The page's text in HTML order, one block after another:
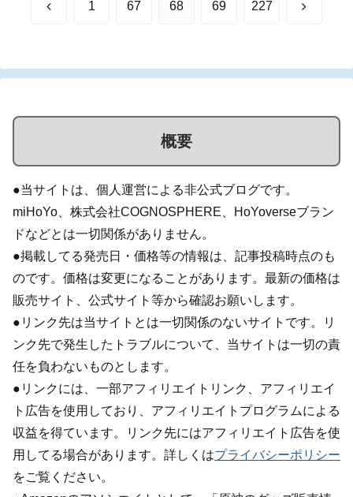
前 1 67 68 69 227 次
概要
●当サイトは、個人運営による非公式ブログです。
miHoYo、株式会社COGNOSPHERE、HoYoverseブラン
ドなどとは一切関係がありません。
●掲載してる発売日・価格等の情報は、記事投稿時点のも
のです。価格は変更になることがあります。最新の価格は
販売サイト、公式サイト等から確認お願いします。
●リンク先は当サイトとは一切関係のないサイトです。リ
ンク先で発生したトラブルについて、当サイトは一切の責
任を負わないものとします。
●リンクには、一部アフィリエイトリンク、アフィリエイ
ト広告を使用しており、アフィリエイトプログラムによる
収益を得ています。リンク先にはアフィリエイト広告を使
用してる場合があります。詳しくはプライバシーポリシー
をご覧ください。